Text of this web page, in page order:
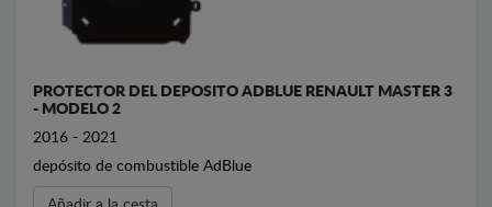
PROTECTOR DEL DEPOSITO ADBLUE RENAULT MASTER 3
- MODELO 2
2016 - 2021
depósito de combustible AdBlue